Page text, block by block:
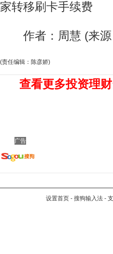
家转移刷卡手续费
作者：周慧 (来源
(责任编辑：陈彦娇)
查看更多投资理
广告
设置首页 - 搜狗输入法 -